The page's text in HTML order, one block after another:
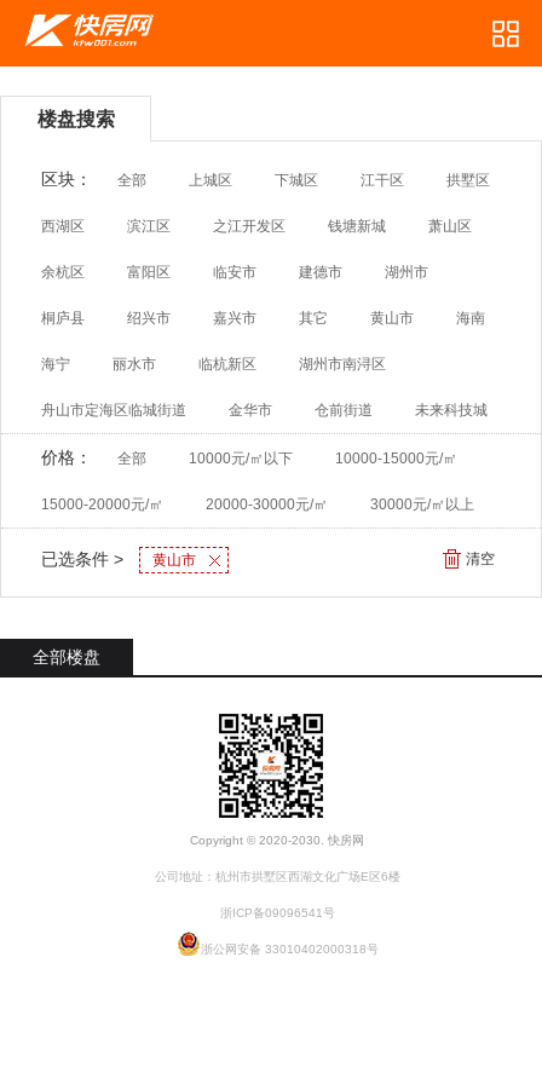
楼盘搜索
区块： 全部 上城区 下城区 江干区 拱墅区
西湖区 滨江区 之江开发区 钱塘新城 萧山区
余杭区 富阳区 临安市 建德市 湖州市
桐庐县 绍兴市 嘉兴市 其它 黄山市 海南
海宁 丽水市 临杭新区 湖州市南浔区
舟山市定海区临城街道 金华市 仓前街道 未来科技城
价格： 全部 10000元/㎡以下 10000-15000元/㎡
15000-20000元/㎡ 20000-30000元/㎡ 30000元/㎡以上
已选条件 > 黄山市 清空
全部楼盘
Copyright © 2020-2030. 快房网
公司地址：杭州市拱墅区西湖文化广场E区6楼
浙ICP备09096541号
浙公网安备 33010402000318号